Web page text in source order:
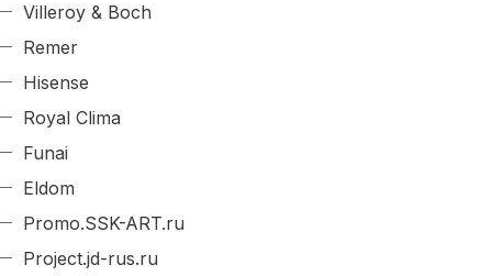
Villeroy & Boch
Remer
Hisense
Royal Clima
Funai
Eldom
Promo.SSK-ART.ru
Project.jd-rus.ru